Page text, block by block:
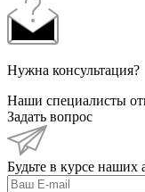
Нужна консультация?
Наши специалисты
Задать вопрос
Будьте в курсе наших